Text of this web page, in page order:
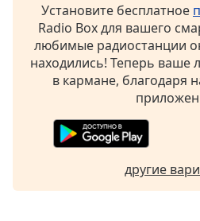
Установите бесплатное
Radio Box для вашего
любимые радиостанции
находились! Теперь ваше
в кармане, благодаря
другие